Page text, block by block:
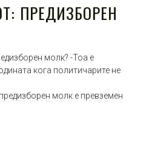
ПРЕДИЗБОРЕН
молк? -Тоа е
кога политичарите не
молк е превземен